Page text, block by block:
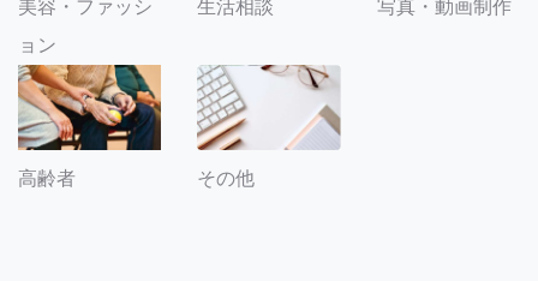
美容・ファッシ
ョン
生活相談 写真・動画制作
高齢者 その他